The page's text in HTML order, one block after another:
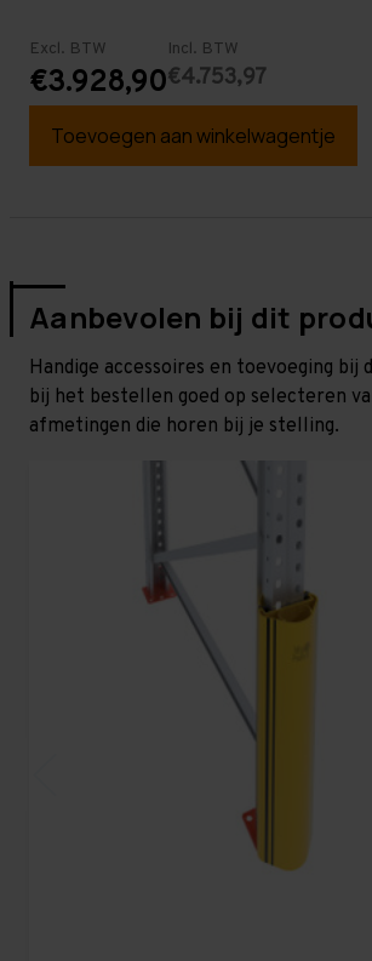
Excl. BTW
€3.928,90
Incl. BTW
€4.753,97
Toevoegen aan winkelwagentje
Aanbevolen bij dit
Handige accessoires en toevoeging bij
bij het bestellen goed op selecteren
afmetingen die horen bij je stelling.